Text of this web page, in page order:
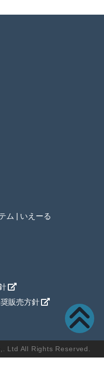
ム | いえーる
販売方針
Ltd All Rights Reserved.